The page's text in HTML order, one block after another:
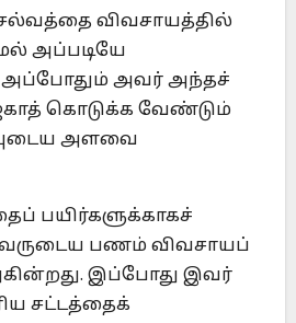
விவசாயத்தில்
அப்படியே
அப்போதும் அவர் அந்தச்
கொடுக்க வேண்டும்
அளவை
பயிர்களுக்காகச்
பணம் விவசாயப்
இப்போது இவர்
சட்டத்தைக்